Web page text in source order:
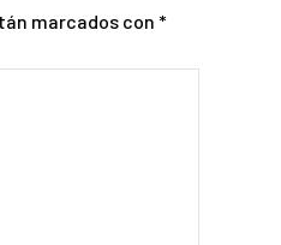
marcados con *